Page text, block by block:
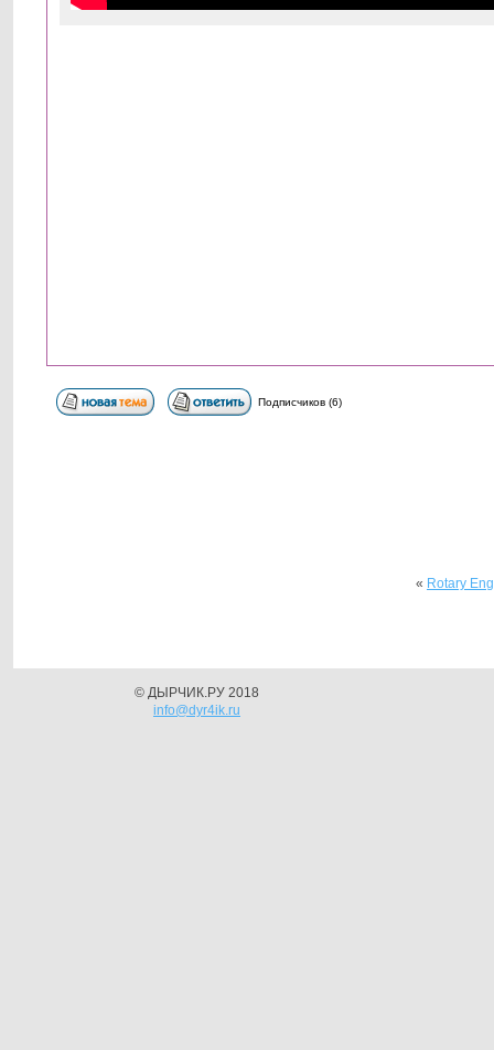
Подписчиков (6)
« Rotary
© ДЫРЧИК.РУ 2018
info@dyr4ik.ru